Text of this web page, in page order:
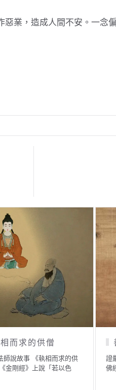
業，造成人間不安。一念
小鳥與阿育
老的小故…
證嚴法師說故
有一位農夫，